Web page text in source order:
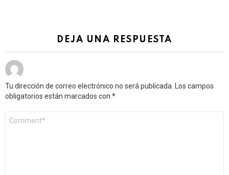
DEJA UNA RESPUESTA
Tu dirección de correo electrónico no será publicada.
Los campos
obligatorios están marcados con *